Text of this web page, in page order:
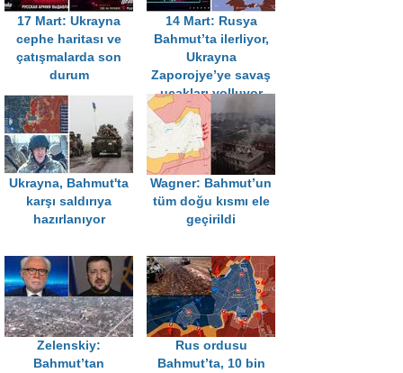
17 Mart: Ukrayna
cephe haritası ve
çatışmalarda son
durum
14 Mart: Rusya
Bahmut’ta ilerliyor,
Ukrayna
Zaporojye’ye savaş
uçakları yolluyor
Ukrayna, Bahmut'ta
karşı saldırıya
hazırlanıyor
Wagner: Bahmut’un
tüm doğu kısmı ele
geçirildi
Zelenskiy:
Bahmut’tan
Rus ordusu
Bahmut’ta, 10 bin